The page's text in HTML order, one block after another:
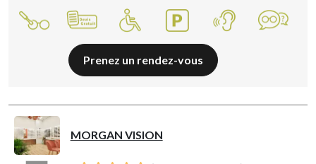
Prenez un rendez-vous
MORGAN VISION